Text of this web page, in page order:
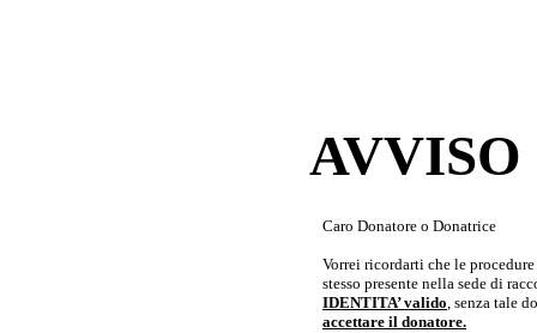
Caro Donatore o Donatrice
Vorrei ricordarti che le
stesso presente nella sede di
IDENTITA’ valido, senza tale
accettare il donatore.